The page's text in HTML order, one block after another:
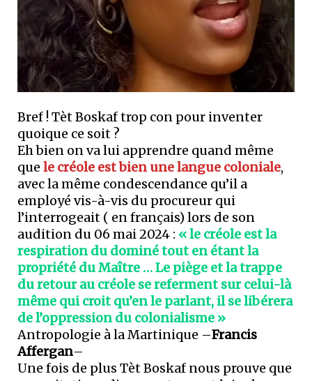
Bref ! Tèt Boskaf trop con pour inventer
quoique ce soit ?
Eh bien on va lui apprendre quand même
que le créole est bien une langue coloniale,
avec la même condescendance qu’il a
employé vis-à-vis du procureur qui
l’interrogeait ( en français) lors de son
audition du 06 mai 2024 : « le créole est la
respiration du dominé tout en étant la
propriété du Maître … Le piège et la trappe
du retour au créole se referment sur celui-là
même qui croit qu’en le parlant, il se libérera
de l’oppression du colonialisme »
Antropologie à la Martinique –Francis
Affergan–
Une fois de plus Tèt Boskaf nous prouve que